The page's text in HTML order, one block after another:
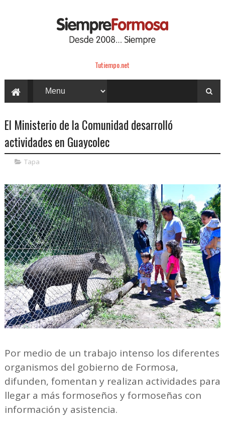
Tutiempo.net
El Ministerio de la Comunidad desarrolló
actividades en Guaycolec
Tapa
Por medio de un trabajo intenso los diferentes
organismos del gobierno de Formosa,
difunden, fomentan y realizan actividades para
llegar a más formoseños y formoseñas con
información y asistencia.